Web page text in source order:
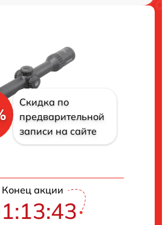
Скидка по
предварительной
записи на сайте
Конец акции